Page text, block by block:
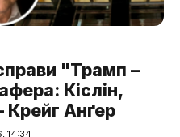
"Трамп –
Кіслін,
Крейг Анґер
14:34